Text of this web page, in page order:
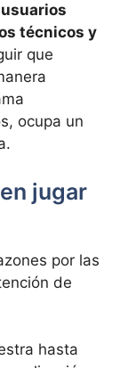
técnicos y
que
ocupa un
jugar
por las
de
hasta